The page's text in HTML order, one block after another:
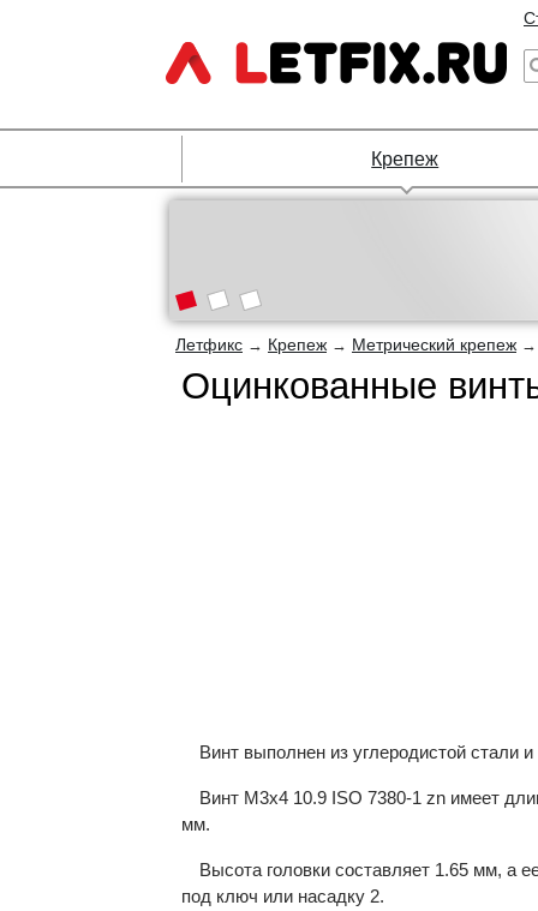
Крепеж
Летфикс → Крепеж → Метрический крепеж
Оцинкованные
Винт выполнен из углеродистой стали
Винт М3х4 10.9 ISO 7380-1 zn имеет
мм.
Высота головки составляет 1.65 мм, а
под ключ или насадку 2.